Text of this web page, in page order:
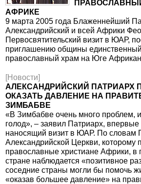
АФРИКЕ
9 марта 2005 года Блаженнейший
Александрийский и всей Африки
Первосвятительский визит в ЮАР,
приглашению общины единственный
православный храм на Юге
[Новости]
АЛЕКСАНДРИЙСКИЙ ПАТРИАРХ
ОКАЗАТЬ ДАВЛЕНИЕ НА
ЗИМБАБВЕ
«В Зимбабве очень много проблем,
голод», – заявил Патриарх,
наносящий визит в ЮАР. По словам
Александрийской Церкви, которому
православные христиане Африки, в
стране наблюдается «позитивное
соседние страны могли бы помочь
«оказав большее давление» на